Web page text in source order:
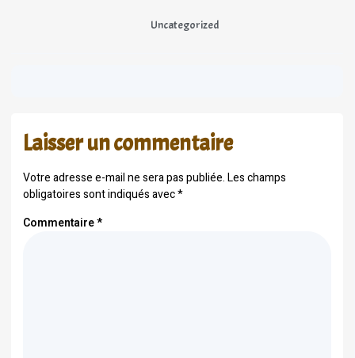
Uncategorized
Laisser un commentaire
Votre adresse e-mail ne sera pas publiée.Les champs
obligatoires sont indiqués avec*
Commentaire*